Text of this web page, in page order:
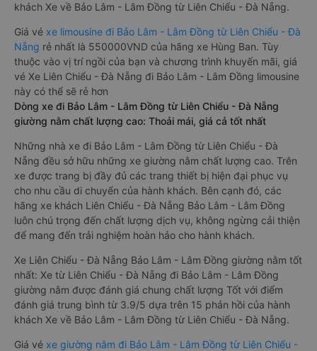
khách Xe về Bảo Lâm - Lâm Đồng từ Liên Chiểu - Đà Nẵng.
Giá vé xe limousine đi Bảo Lâm - Lâm Đồng từ Liên Chiểu - Đà
Nẵng rẻ nhất là 550000VND của hãng xe Hùng Ban. Tùy
thuộc vào vị trí ngồi của bạn và chương trình khuyến mãi, giá
vé Xe Liên Chiểu - Đà Nẵng đi Bảo Lâm - Lâm Đồng limousine
này có thể sẽ rẻ hơn
Dòng xe đi Bảo Lâm - Lâm Đồng từ Liên Chiểu - Đà Nẵng
giường nằm chất lượng cao: Thoải mái, giá cả tốt nhất
Những nhà xe đi Bảo Lâm - Lâm Đồng từ Liên Chiểu - Đà
Nẵng đều sở hữu những xe giường nằm chất lượng cao. Trên
xe được trang bị đầy đủ các trang thiết bị hiện đại phục vụ
cho nhu cầu di chuyển của hành khách. Bên cạnh đó, các
hãng xe khách Liên Chiểu - Đà Nẵng Bảo Lâm - Lâm Đồng
luôn chú trọng đến chất lượng dịch vụ, không ngừng cải thiện
để mang đến trải nghiệm hoàn hảo cho hành khách.
Xe Liên Chiểu - Đà Nẵng Bảo Lâm - Lâm Đồng giường nằm tốt
nhất: Xe từ Liên Chiểu - Đà Nẵng đi Bảo Lâm - Lâm Đồng
giường nằm được đánh giá chung chất lượng Tốt với điểm
đánh giá trung bình từ 3.9/5 dựa trên 15 phản hồi của hành
khách Xe về Bảo Lâm - Lâm Đồng từ Liên Chiểu - Đà Nẵng.
Giá vé xe giường nằm đi Bảo Lâm - Lâm Đồng từ Liên Chiểu -